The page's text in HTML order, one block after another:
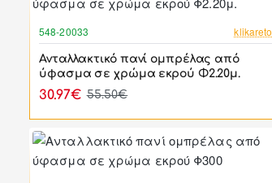
548-20033 klikareto
Ανταλλακτικό πανί ομπρέλας από
ύφασμα σε χρώμα εκρού Φ2.20μ.
30.97€ 55.50€